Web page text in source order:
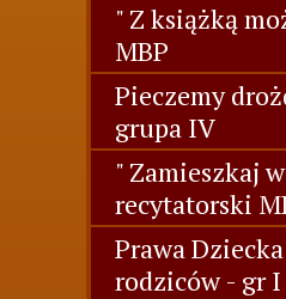
" Z książką
MBP
Pieczemy
grupa IV
" Zamieszkaj
recytatorski
Prawa
rodziców - gr I